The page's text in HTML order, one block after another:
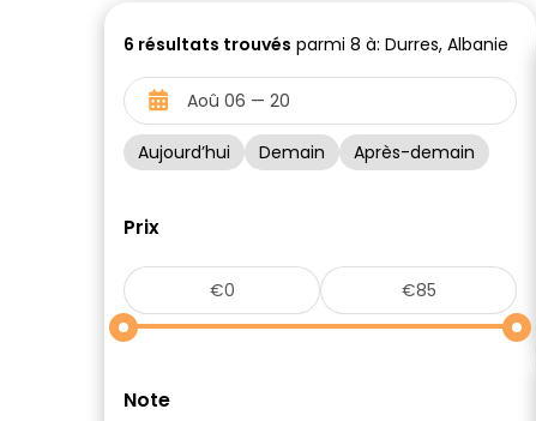
6 résultats trouvés parmi 8 à: Durres, Albanie
Aujourd’hui Demain Après-demain
Prix
Note